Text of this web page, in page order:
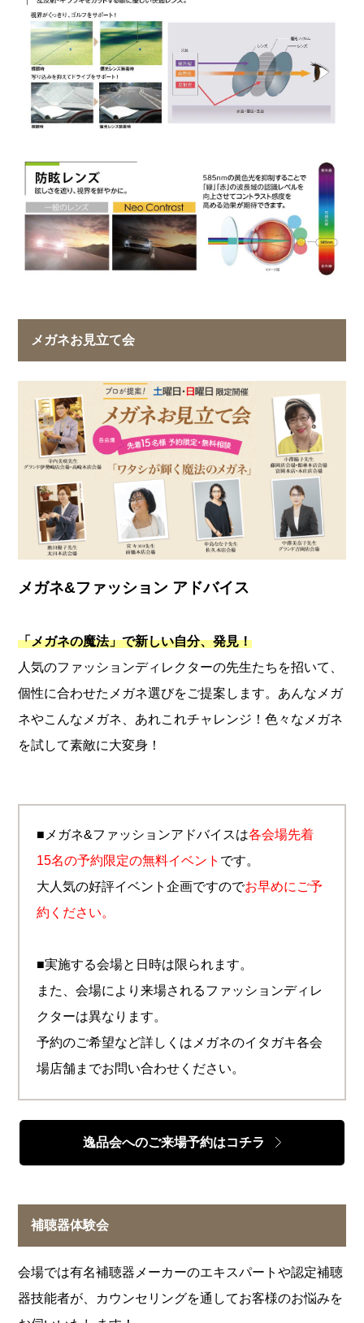
メガネお見立て会
メガネ&ファッション アドバイス
「メガネの魔法」で新しい自分、発見！
人気のファッションディレクターの先生たちを招いて、
個性に合わせたメガネ選びをご提案します。あんなメガ
ネやこんなメガネ、あれこれチャレンジ！色々なメガネ
を試して素敵に大変身！
■メガネ&ファッションアドバイスは各会場先着
15名の予約限定の無料イベント です。
大人気の好評イベント企画ですのでお早めにご予
約ください。
■実施する会場と日時は限られます。
また、会場により来場されるファッションディレ
クターは異なります。
予約のご希望など詳しくはメガネのイタガキ各会
場店舗までお問い合わせください。
逸品会へのご来場予約はコチラ
補聴器体験会
会場では有名補聴器メーカーのエキスパートや認定補聴
器技能者が、カウンセリングを通してお客様のお悩みを